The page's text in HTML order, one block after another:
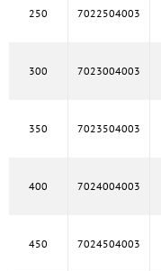
250 7022504003
300 7023004003
350 7023504003
400 7024004003
450 7024504003